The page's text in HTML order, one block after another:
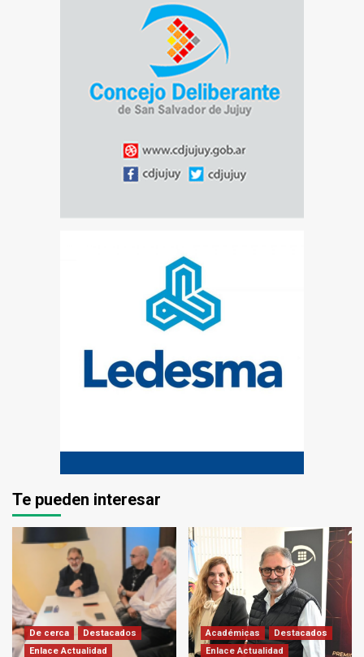
Te pueden interesar
De cerca
Destacados
Enlace Actualidad
Académicas
Destacados
Enlace Actualidad